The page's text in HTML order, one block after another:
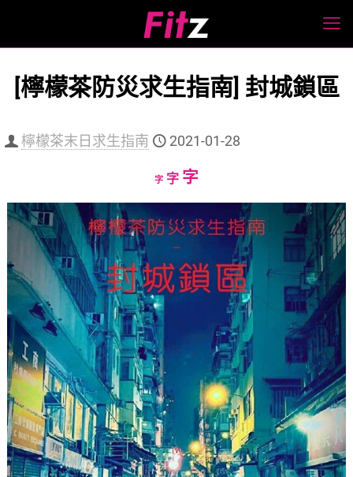
[檸檬茶防災求生指南] 封城鎖區
檸檬茶末日求生指南 2021-01-28
字Decrease
size.
字Reset
size.
字Increase
size.